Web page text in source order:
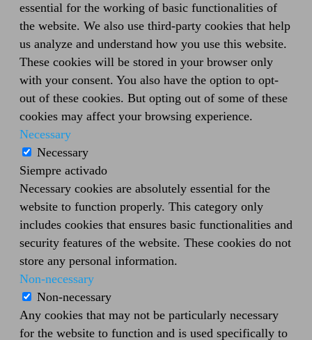
essential for the working of basic functionalities of
the website. We also use third-party cookies that help
us analyze and understand how you use this website.
These cookies will be stored in your browser only
with your consent. You also have the option to opt-
out of these cookies. But opting out of some of these
cookies may affect your browsing experience.
Necessary
Necessary
Siempre activado
Necessary cookies are absolutely essential for the
website to function properly. This category only
includes cookies that ensures basic functionalities and
security features of the website. These cookies do not
store any personal information.
Non-necessary
Non-necessary
Any cookies that may not be particularly necessary
for the website to function and is used specifically to